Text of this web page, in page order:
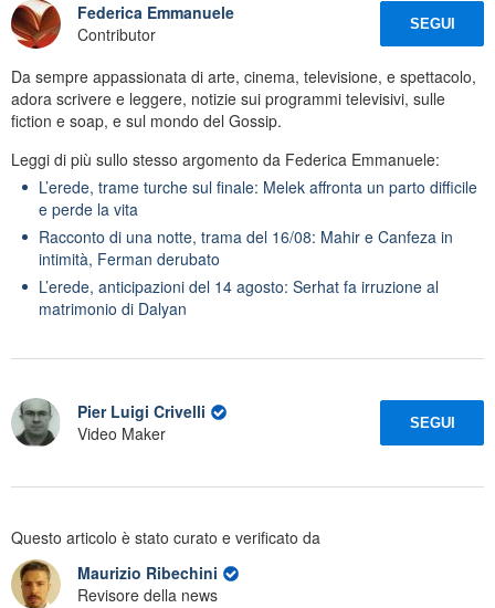
Federica Emmanuele
Contributor
SEGUI
Da sempre appassionata di arte, cinema, televisione, e spettacolo,
adora scrivere e leggere, notizie sui programmi televisivi, sulle
fiction e soap, e sul mondo del Gossip.
Leggi di più sullo stesso argomento da Federica Emmanuele:
L’erede, trame turche sul finale: Melek affronta un parto difficile
e perde la vita
Racconto di una notte, trama del 16/08: Mahir e Canfeza in
intimità, Ferman derubato
L’erede, anticipazioni del 14 agosto: Serhat fa irruzione al
matrimonio di Dalyan
Pier Luigi Crivelli
Video Maker
SEGUI
Questo articolo è stato curato e verificato da
Maurizio Ribechini
Revisore della news